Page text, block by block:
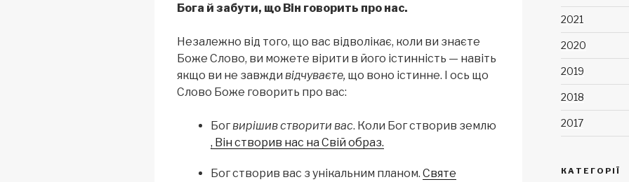
Бога й забути, що Він говорить про нас.
Незалежно від того, що вас відволікає, коли ви знаєте
Боже Слово, ви можете вірити в його істинність — навіть
якщо ви не завжди відчуваєте, що воно істинне. І ось що
Слово Боже говорить про вас:
Богвирішив створити вас. Коли Бог створив землю
, Він створив нас на Свій образ.
Бог створив вас з унікальним планом. Святе
2021
2020
2019
2018
2017
КАТЕГОРІЇ